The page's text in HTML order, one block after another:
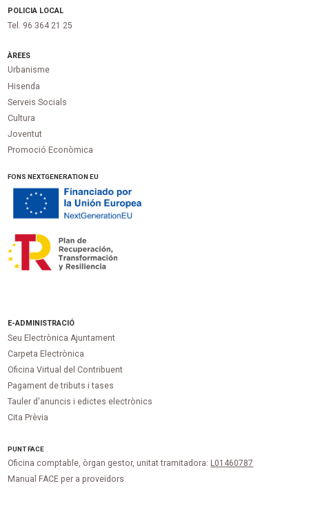
POLICIA LOCAL
Tel. 96 364 21 25
ÀREES
Urbanisme
Hisenda
Serveis Socials
Cultura
Joventut
Promoció Econòmica
FONS NEXTGENERATION EU
E-ADMINISTRACIÓ
Seu Electrònica Ajuntament
Carpeta Electrònica
Oficina Virtual del Contribuent
Pagament de tributs i tases
Tauler d'anuncis i edictes electrònics
Cita Prèvia
PUNTFACE
Oficina comptable, òrgan gestor, unitat tramitadora: L01460787
Manual FACE per a proveïdors